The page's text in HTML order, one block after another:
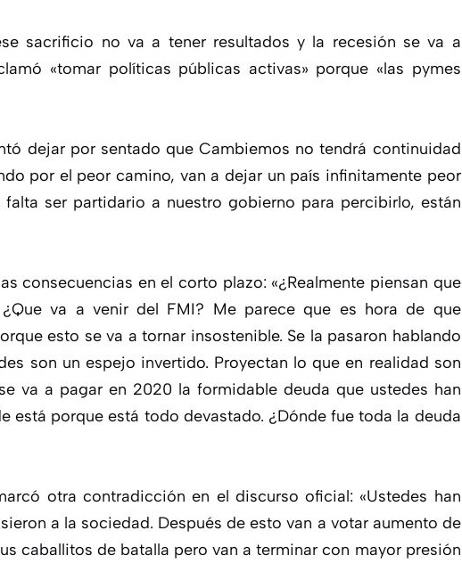
sacrificio no va a tener resultados y la recesión se va a
«tomar políticas públicas activas» porque «las pymes
dejar por sentado que Cambiemos no tendrá continuidad
por el peor camino, van a dejar un país infinitamente peor
ser partidario a nuestro gobierno para percibirlo, están
consecuencias en el corto plazo: «¿Realmente piensan que
va a venir del FMI? Me parece que es hora de que
esto se va a tornar insostenible. Se la pasaron hablando
son un espejo invertido. Proyectan lo que en realidad son
va a pagar en 2020 la formidable deuda que ustedes han
está porque está todo devastado. ¿Dónde fue toda la deuda
otra contradicción en el discurso oficial: «Ustedes han
a la sociedad. Después de esto van a votar aumento de
caballitos de batalla pero van a terminar con mayor presión